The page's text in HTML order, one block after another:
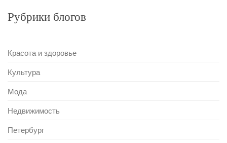
Рубрики блогов
Красота и здоровье
Культура
Мода
Недвижимость
Петербург